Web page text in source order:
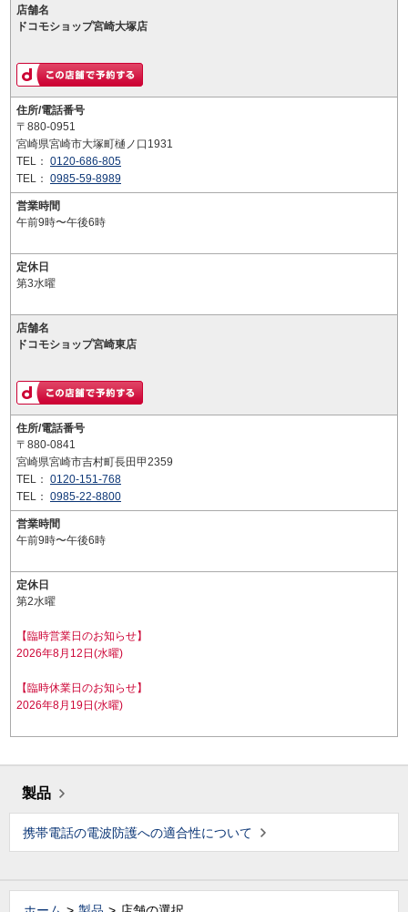
店舗名
ドコモショップ宮崎大塚店
住所/電話番号
〒880-0951
宮崎県宮崎市大塚町樋ノ口1931
TEL： 0120-686-805
TEL： 0985-59-8989
営業時間
午前9時〜午後6時
定休日
第3水曜
店舗名
ドコモショップ宮崎東店
住所/電話番号
〒880-0841
宮崎県宮崎市吉村町長田甲2359
TEL： 0120-151-768
TEL： 0985-22-8800
営業時間
午前9時〜午後6時
定休日
第2水曜
【臨時営業日のお知らせ】
2026年8月12日(水曜)
【臨時休業日のお知らせ】
2026年8月19日(水曜)
製品
携帯電話の電波防護への適合性について